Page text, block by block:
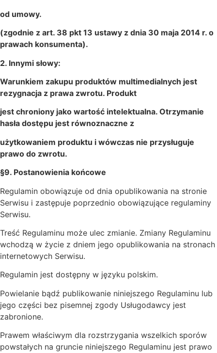
od umowy.
(zgodnie z art. 38 pkt 13 ustawy z dnia 30 maja 2014 r. o
prawach konsumenta).
2. Innymi słowy:
Warunkiem zakupu produktów multimedialnych jest
rezygnacja z prawa zwrotu. Produkt
jest chroniony jako wartość intelektualna. Otrzymanie
hasła dostępu jest równoznaczne z
użytkowaniem produktu i wówczas nie przysługuje
prawo do zwrotu.
§9. Postanowienia końcowe
Regulamin obowiązuje od dnia opublikowania na stronie
Serwisu i zastępuje poprzednio obowiązujące regulaminy
Serwisu.
Treść Regulaminu może ulec zmianie. Zmiany Regulaminu
wchodzą w życie z dniem jego opublikowania na stronach
internetowych Serwisu.
Regulamin jest dostępny w języku polskim.
Powielanie bądź publikowanie niniejszego Regulaminu lub
jego części bez pisemnej zgody Usługodawcy jest
zabronione.
Prawem właściwym dla rozstrzygania wszelkich sporów
powstałych na gruncie niniejszego Regulaminu jest prawo